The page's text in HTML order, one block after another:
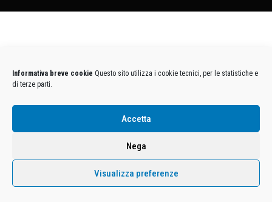
Informativa breve cookie Questo sito utilizza i cookie tecnici, per le statistiche e
di terze parti.
Accetta
Nega
Visualizza preferenze